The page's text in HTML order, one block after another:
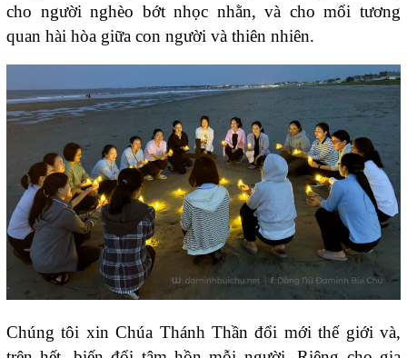
cho người nghèo bớt nhọc nhằn, và cho mối tương
quan hài hòa giữa con người và thiên nhiên.
Chúng tôi xin Chúa Thánh Thần đổi mới thế giới và,